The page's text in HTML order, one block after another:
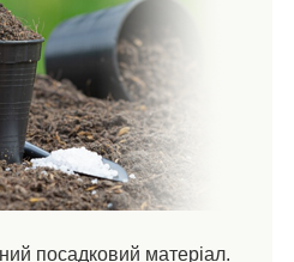
посадковий матеріал.